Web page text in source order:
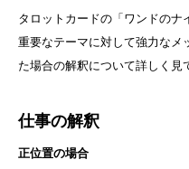
タロットカードの「ワンドのナ
重要なテーマに対して強力なメ
た場合の解釈について詳しく見
仕事の解釈
正位置の場合